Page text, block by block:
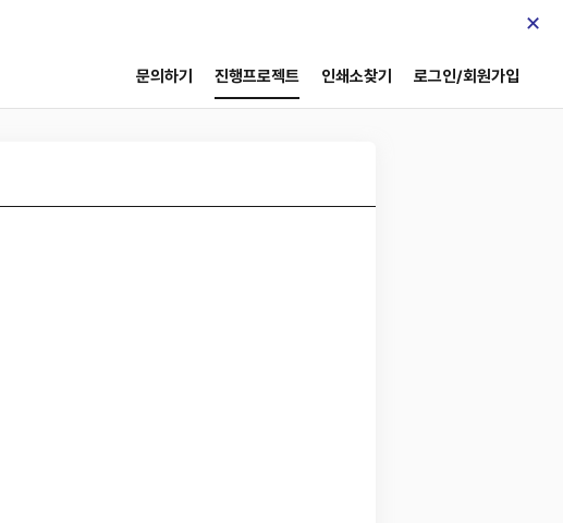
×
문의하기 진행프로젝트 인쇄소찾기 로그인/회원가입